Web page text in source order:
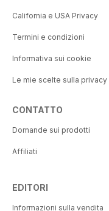
California e USA Privacy
Termini e condizioni
Informativa sui cookie
Le mie scelte sulla privacy
CONTATTO
Domande sui prodotti
Affiliati
EDITORI
Informazioni sulla vendita